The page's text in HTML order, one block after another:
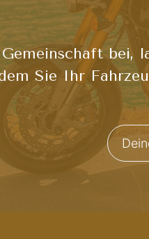
bei,
Sie Ihr